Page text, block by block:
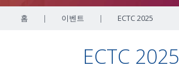
홈 | 이벤트 | ECTC 2025
ECTC 2025